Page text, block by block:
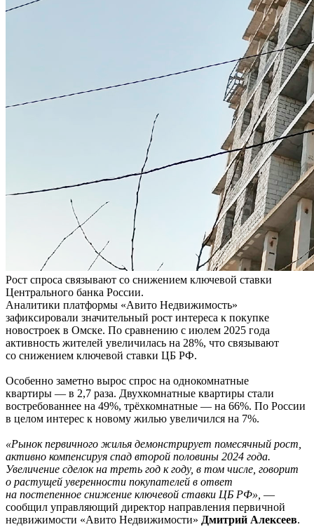
Рост спроса связывают со снижением ключевой ставки
Центрального банка России.
Аналитики платформы «Авито Недвижимость»
зафиксировали значительный рост интереса к покупке
новостроек в Омске. По сравнению с июлем 2025 года
активность жителей увеличилась на 28%, что связывают
со снижением ключевой ставки ЦБ РФ.
Особенно заметно вырос спрос на однокомнатные
квартиры — в 2,7 раза. Двухкомнатные квартиры стали
востребованнее на 49%, трёхкомнатные — на 66%. По России
в целом интерес к новому жилью увеличился на 7%.
«Рынок первичного жилья демонстрирует помесячный рост,
активно компенсируя спад второй половины 2024 года.
Увеличение сделок на треть год к году, в том числе, говорит
о растущей уверенности покупателей в ответ
на постепенное снижение ключевой ставки ЦБ РФ», —
сообщил управляющий директор направления первичной
недвижимости «Авито Недвижимости» Дмитрий Алексеев.